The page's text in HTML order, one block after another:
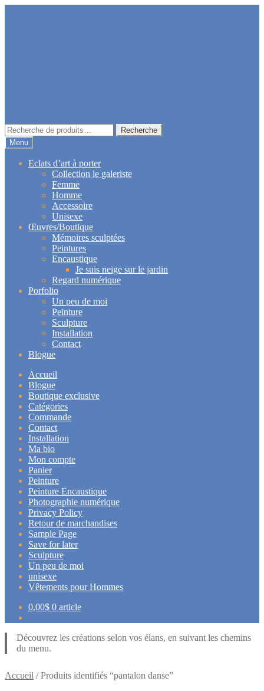
Recherche
pour :
Recherche
Menu
Eclats d’art à porter
Collection le galeriste
Femme
Homme
Accessoire
Unisexe
Œuvres/Boutique
Mémoires sculptées
Peintures
Encaustique
Je suis neige sur le jardin
Regard numérique
Porfolio
Un peu de moi
Peinture
Sculpture
Installation
Contact
Blogue
Accueil
Blogue
Boutique exclusive
Catégories
Commande
Contact
Installation
Ma bio
Mon compte
Panier
Peinture
Peinture Encaustique
Photographie numérique
Privacy Policy
Retour de marchandises
Sample Page
Save for later
Sculpture
Un peu de moi
unisexe
Vêtements pour Hommes
0,00$ 0 article
Découvrez les créations selon vos élans, en suivant les chemins
du menu.
Accueil /Produits identifiés “pantalon danse”